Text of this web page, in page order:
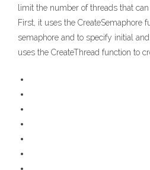
limit the number of threads that
First, it uses the CreateSemaphore
semaphore and to specify initial
uses the CreateThread function to